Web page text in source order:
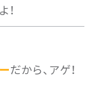
！
だから、アゲ！